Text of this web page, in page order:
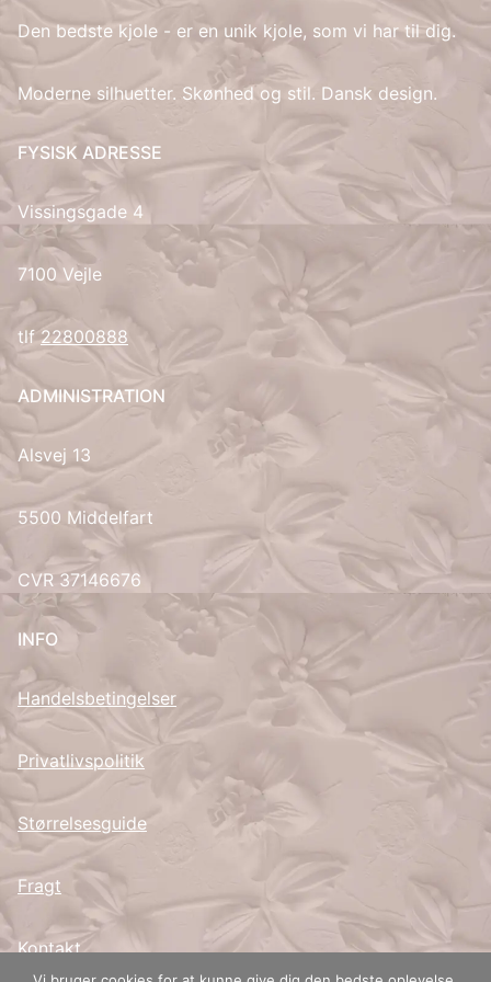
IT
LV
ES
UK
Den bedste kjole - er en unik kjole, som vi har til dig.
Moderne silhuetter. Skønhed og stil. Dansk design.
FYSISK ADRESSE
Vissingsgade 4
7100 Vejle
tlf22800888
ADMINISTRATION
Alsvej 13
5500 Middelfart
CVR 37146676
INFO
Handelsbetingelser
Privatlivspolitik
Størrelsesguide
Fragt
Kontakt